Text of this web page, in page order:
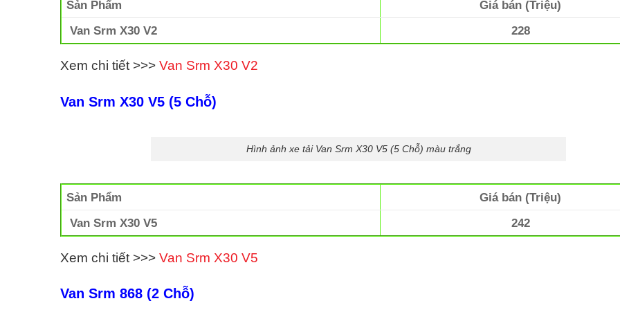
Sản Phẩm
Giá bán (Triệu)
Van Srm X30 V2
228
Xem chi tiết >>> Van Srm X30 V2
Van Srm X30 V5 (5 Chỗ)
Hình ảnh xe tải Van Srm X30 V5 (5 Chỗ) màu trắng
Sản Phẩm
Giá bán (Triệu)
Van Srm X30 V5
242
Xem chi tiết >>> Van Srm X30 V5
Van Srm 868 (2 Chỗ)